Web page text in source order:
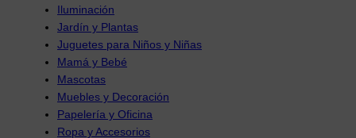
Iluminación
Jardín y Plantas
Juguetes para Niños y Niñas
Mamá y Bebé
Mascotas
Muebles y Decoración
Papelería y Oficina
Ropa y Accesorios